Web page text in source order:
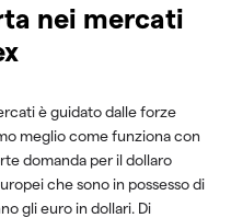
nei mercati
è guidato dalle forze
meglio come funziona con
domanda per il dollaro
che sono in possesso di
gli euro in dollari. Di